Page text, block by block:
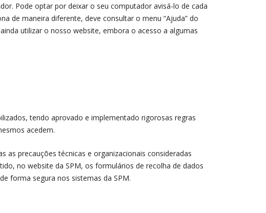
Pode optar por deixar o seu computador avisá-lo de cada
de maneira diferente, deve consultar o menu “Ajuda” do
utilizar o nosso website, embora o acesso a algumas
tendo aprovado e implementado rigorosas regras
acedem.
precauções técnicas e organizacionais consideradas
no website da SPM, os formulários de recolha de dados
forma segura nos sistemas da SPM.